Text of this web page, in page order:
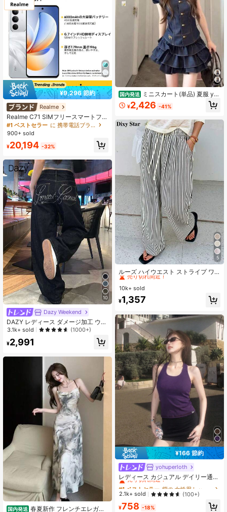
¥9,296 節約
Realme
Realme C71 SIMフリースマートフォ
ン 6GB+128GB/8GB+256GB グロー
バル版 4G LTE、Android 15、50MP
00mAh大容量バッテリー、45W急速
充電、オクタコアチップ、アダプタ
ーなし
#1 ベストセラー
に 携帯電話ブランド 携帯電話
900+ sold
¥20,194 -32%
10
Dazy Weekend
DAZY レディース ダメージ加工 ウォ
ッシュ 韓国風 カジュアルジーンズ
3.1k+ sold (1000+)
¥2,991
国内発送 春夏新作 フレンチエレガン
国内発送
ミニスカート(単品) 夏服 y2
k 女性用,2026年夏の新作,韓国風学
園スタイル,トップス ラウンドカラ
のケーキスカート
¥2,426 -41%
5
ルーズ ハイウエスト ストライプ ワ
イドレッグパンツ、ドローストリン
グ ウエスト、多用途 (ストライプパ
ターンランダム) 春、エフォートレス
スタイル
#1 ベストセラー
に カジュアル カジュアルパンツ
売り切れ間近！
#1 ベストセラー
売り切れ間近！
#1 ベストセラー
売り切れ間近！
#1 ベストセラー
売り切れ間近！
10k+ sold
¥1,357
¥166 節約
yohuperloth
レディース カジュアル デイリー通勤
ミニマル 無地 フィット ホルターネ
ックトップ 夏 エステティック
#1 ベストセラー
売り切れ間近！
#1 ベストセラー
売り切れ間近！
#1 ベストセラー
売り切れ間近！
#1 ベストセラー
2.1k+ sold (100+)
¥758 -18%